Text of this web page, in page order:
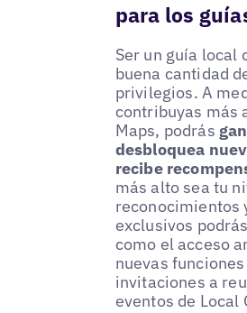
para los
Ser un guía local
buena cantidad
privilegios. A
contribuyas más
Maps, podrás
desbloquea
recibe
más alto sea tu
reconocimientos
exclusivos
como el acceso
nuevas funciones
invitaciones a
eventos de Local